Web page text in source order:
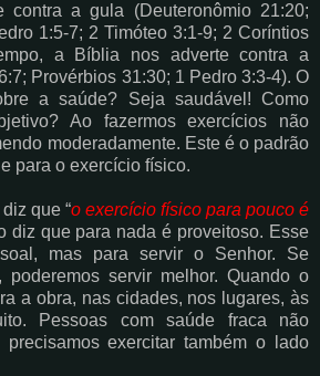
contra a gula (Deuteronômio 21:20;
1:5-7; 2 Timóteo 3:1-9; 2 Coríntios
a Bíblia nos advertecontra a
Provérbios 31:30; 1 Pedro 3:3-4). O
asaúde? Seja saudável! Como
Ao fazermos exercícios não
moderadamente. Este é o padrão
para o exercício físico.
que “o exercício físico para pouco é
diz que para nada é proveitoso. Esse
mas para servir o Senhor. Se
poderemos servir melhor. Quando o
a obra, nas cidades, nos lugares, às
Pessoas com saúde fraca não
precisamos exercitar também o lado